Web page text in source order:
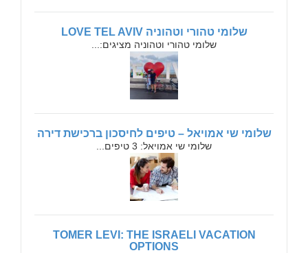
שלומי טהורי וטהוניה LOVE TEL AVIV
שלומי טהורי וטהוניה מציגים:...
שלומי שי אמויאל – טיפים לחיסכון ברכישת דירה
שלומי שי אמויאל: 3 טיפים...
TOMER LEVI: THE ISRAELI VACATION
OPTIONS